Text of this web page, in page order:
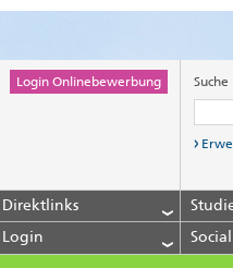
Login Onlinebewerbung Suche
Direktlinks
Login